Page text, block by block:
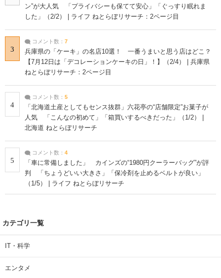
ン”が大人気 「プライバシーも保てて安心」「ぐっすり眠れま
した」（2/2） | ライフ ねとらぼリサーチ：2ページ目
3
コメント数： 7
兵庫県の「ケーキ」の名店10選！ 一番うまいと思う店はどこ？
【7月12日は「デコレーションケーキの日」！】（2/4） | 兵庫県
ねとらぼリサーチ：2ページ目
4
コメント数： 5
「北海道土産としてもセンス抜群」六花亭の“店舗限定”お菓子が
人気 「こんなの初めて」「箱買いするべきだった」（1/2） |
北海道 ねとらぼリサーチ
5
コメント数： 4
「車に常備しました」 カインズの“1980円クーラーバッグ”が評
判 「ちょうどいい大きさ」「保冷剤を止めるベルトが良い」
（1/5） | ライフ ねとらぼリサーチ
カテゴリ一覧
IT・科学
エンタメ